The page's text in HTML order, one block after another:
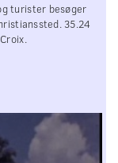
turister besøger
35.24